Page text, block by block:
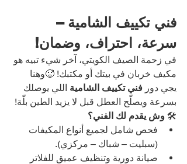
فني تكييف الشامية –
سرعة، احتراف، وضمان!
في زحمة الصيف الكويتي، آخر شيء تبيه هو
مكيف خربان في بيتك أو مكتبك! 🥵وهنا
يجي دور فني تكييف الشامية اللي يوصلك
بسرعة ويصلّح العطل قبل لا يزيد الطين بلّة!
🛠️ وش يقدم لك الفني؟
فحص شامل لجميع أنواع المكيفات
(سبليت – شباك – مركزي).
صيانة دورية وتنظيف عميق للفلاتر